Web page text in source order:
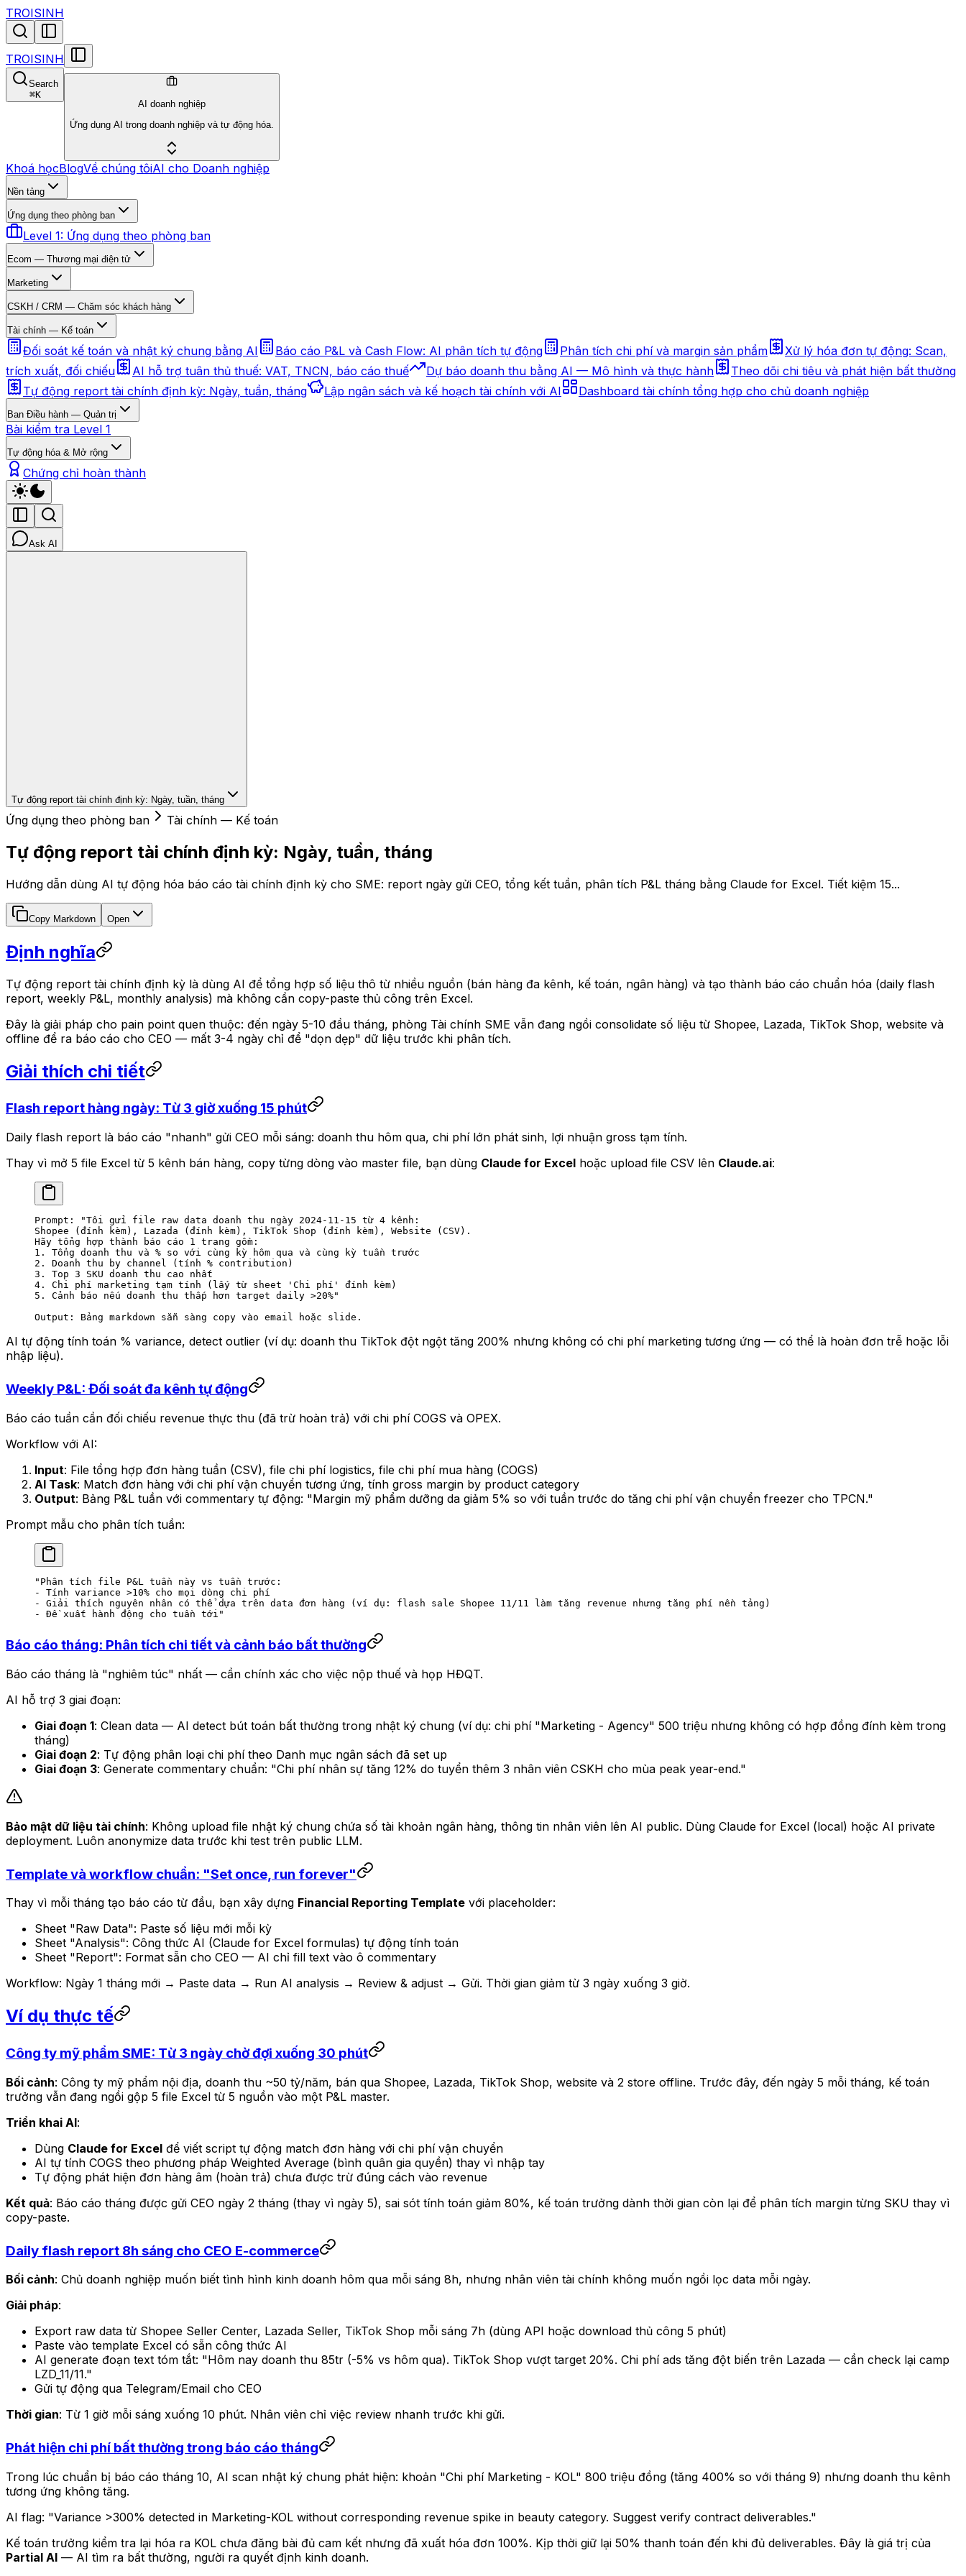
TROISINH
TROISINH
Search
⌘K
AI doanh nghiệp
Ứng dụng AI trong doanh nghiệp và tự động hóa.
Khoá họcBlogVề chúng tôiAI cho Doanh nghiệp
Nền tảng
Ứng dụng theo phòng ban
Level 1: Ứng dụng theo phòng ban
Ecom — Thương mại điện tử
Marketing
CSKH / CRM — Chăm sóc khách hàng
Tài chính — Kế toán
Đối soát kế toán và nhật ký chung bằng AI Báo cáo P&L và Cash Flow: AI phân tích tự động Phân tích chi phí và margin sản phẩm
Xử lý hóa đơn tự động: Scan,
trích xuất, đối chiếu
AI hỗ trợ tuân thủ thuế: VAT, TNCN, báo cáo thuế Dự báo doanh thu bằng AI — Mô hình và thực hành
Theo dõi chi tiêu và phát hiện bất thường
Tự động report tài chính định kỳ: Ngày, tuần, tháng
Lập ngân sách và kế hoạch tài chính với AI Dashboard tài chính tổng hợp cho chủ doanh nghiệp
Ban Điều hành — Quản trị
Bài kiểm tra Level 1
Tự động hóa & Mở rộng
Chứng chỉ hoàn thành
Ask AI
Tự động report tài chính định kỳ: Ngày, tuần, tháng
Ứng dụng theo phòng ban Tài chính — Kế toán
Tự động report tài chính định kỳ: Ngày, tuần, tháng
Hướng dẫn dùng AI tự động hóa báo cáo tài chính định kỳ cho SME: report ngày gửi CEO, tổng kết tuần, phân tích P&L tháng bằng Claude for Excel. Tiết kiệm 15...
Copy Markdown Open
Định nghĩa
Tự động report tài chính định kỳ là dùng AI để tổng hợp số liệu thô từ nhiều nguồn (bán hàng đa kênh, kế toán, ngân hàng) và tạo thành báo cáo chuẩn hóa (daily flash
report, weekly P&L, monthly analysis) mà không cần copy-paste thủ công trên Excel.
Đây là giải pháp cho pain point quen thuộc: đến ngày 5-10 đầu tháng, phòng Tài chính SME vẫn đang ngồi consolidate số liệu từ Shopee, Lazada, TikTok Shop, website và
offline để ra báo cáo cho CEO — mất 3-4 ngày chỉ để "dọn dẹp" dữ liệu trước khi phân tích.
Giải thích chi tiết
Flash report hàng ngày: Từ 3 giờ xuống 15 phút
Daily flash report là báo cáo "nhanh" gửi CEO mỗi sáng: doanh thu hôm qua, chi phí lớn phát sinh, lợi nhuận gross tạm tính.
Thay vì mở 5 file Excel từ 5 kênh bán hàng, copy từng dòng vào master file, bạn dùng Claude for Excel hoặc upload file CSV lên Claude.ai:
Prompt: "Tôi gửi file raw data doanh thu ngày 2024-11-15 từ 4 kênh:
Shopee (đính kèm), Lazada (đính kèm), TikTok Shop (đính kèm), Website (CSV).
Hãy tổng hợp thành báo cáo 1 trang gồm:
1. Tổng doanh thu và % so với cùng kỳ hôm qua và cùng kỳ tuần trước
2. Doanh thu by channel (tính % contribution)
3. Top 3 SKU doanh thu cao nhất
4. Chi phí marketing tạm tính (lấy từ sheet 'Chi phí' đính kèm)
5. Cảnh báo nếu doanh thu thấp hơn target daily >20%"
Output: Bảng markdown sẵn sàng copy vào email hoặc slide.
AI tự động tính toán % variance, detect outlier (ví dụ: doanh thu TikTok đột ngột tăng 200% nhưng không có chi phí marketing tương ứng — có thể là hoàn đơn trễ hoặc lỗi
nhập liệu).
Weekly P&L: Đối soát đa kênh tự động
Báo cáo tuần cần đối chiếu revenue thực thu (đã trừ hoàn trả) với chi phí COGS và OPEX.
Workflow với AI:
Input: File tổng hợp đơn hàng tuần (CSV), file chi phí logistics, file chi phí mua hàng (COGS)
AI Task: Match đơn hàng với chi phí vận chuyển tương ứng, tính gross margin by product category
Output: Bảng P&L tuần với commentary tự động: "Margin mỹ phẩm dưỡng da giảm 5% so với tuần trước do tăng chi phí vận chuyển freezer cho TPCN."
Prompt mẫu cho phân tích tuần:
"Phân tích file P&L tuần này vs tuần trước:
- Tính variance >10% cho mọi dòng chi phí
- Giải thích nguyên nhân có thể dựa trên data đơn hàng (ví dụ: flash sale Shopee 11/11 làm tăng revenue nhưng tăng phí nền tảng)
- Đề xuất hành động cho tuần tới"
Báo cáo tháng: Phân tích chi tiết và cảnh báo bất thường
Báo cáo tháng là "nghiêm túc" nhất — cần chính xác cho việc nộp thuế và họp HĐQT.
AI hỗ trợ 3 giai đoạn:
Giai đoạn 1: Clean data — AI detect bút toán bất thường trong nhật ký chung (ví dụ: chi phí "Marketing - Agency" 500 triệu nhưng không có hợp đồng đính kèm trong
tháng)
Giai đoạn 2: Tự động phân loại chi phí theo Danh mục ngân sách đã set up
Giai đoạn 3: Generate commentary chuẩn: "Chi phí nhân sự tăng 12% do tuyển thêm 3 nhân viên CSKH cho mùa peak year-end."
Bảo mật dữ liệu tài chính: Không upload file nhật ký chung chứa số tài khoản ngân hàng, thông tin nhân viên lên AI public. Dùng Claude for Excel (local) hoặc AI private
deployment. Luôn anonymize data trước khi test trên public LLM.
Template và workflow chuẩn: "Set once, run forever"
Thay vì mỗi tháng tạo báo cáo từ đầu, bạn xây dựng Financial Reporting Template với placeholder:
Sheet "Raw Data": Paste số liệu mới mỗi kỳ
Sheet "Analysis": Công thức AI (Claude for Excel formulas) tự động tính toán
Sheet "Report": Format sẵn cho CEO — AI chỉ fill text vào ô commentary
Workflow: Ngày 1 tháng mới → Paste data → Run AI analysis → Review & adjust → Gửi. Thời gian giảm từ 3 ngày xuống 3 giờ.
Ví dụ thực tế
Công ty mỹ phẩm SME: Từ 3 ngày chờ đợi xuống 30 phút
Bối cảnh: Công ty mỹ phẩm nội địa, doanh thu ~50 tỷ/năm, bán qua Shopee, Lazada, TikTok Shop, website và 2 store offline. Trước đây, đến ngày 5 mỗi tháng, kế toán
trưởng vẫn đang ngồi gộp 5 file Excel từ 5 nguồn vào một P&L master.
Triển khai AI:
Dùng Claude for Excel để viết script tự động match đơn hàng với chi phí vận chuyển
AI tự tính COGS theo phương pháp Weighted Average (bình quân gia quyền) thay vì nhập tay
Tự động phát hiện đơn hàng âm (hoàn trả) chưa được trừ đúng cách vào revenue
Kết quả: Báo cáo tháng được gửi CEO ngày 2 tháng (thay vì ngày 5), sai sót tính toán giảm 80%, kế toán trưởng dành thời gian còn lại để phân tích margin từng SKU thay vì
copy-paste.
Daily flash report 8h sáng cho CEO E-commerce
Bối cảnh: Chủ doanh nghiệp muốn biết tình hình kinh doanh hôm qua mỗi sáng 8h, nhưng nhân viên tài chính không muốn ngồi lọc data mỗi ngày.
Giải pháp:
Export raw data từ Shopee Seller Center, Lazada Seller, TikTok Shop mỗi sáng 7h (dùng API hoặc download thủ công 5 phút)
Paste vào template Excel có sẵn công thức AI
AI generate đoạn text tóm tắt: "Hôm nay doanh thu 85tr (-5% vs hôm qua). TikTok Shop vượt target 20%. Chi phí ads tăng đột biến trên Lazada — cần check lại camp
LZD_11/11."
Gửi tự động qua Telegram/Email cho CEO
Thời gian: Từ 1 giờ mỗi sáng xuống 10 phút. Nhân viên chỉ việc review nhanh trước khi gửi.
Phát hiện chi phí bất thường trong báo cáo tháng
Trong lúc chuẩn bị báo cáo tháng 10, AI scan nhật ký chung phát hiện: khoản "Chi phí Marketing - KOL" 800 triệu đồng (tăng 400% so với tháng 9) nhưng doanh thu kênh
tương ứng không tăng.
AI flag: "Variance >300% detected in Marketing-KOL without corresponding revenue spike in beauty category. Suggest verify contract deliverables."
Kế toán trưởng kiểm tra lại hóa ra KOL chưa đăng bài đủ cam kết nhưng đã xuất hóa đơn 100%. Kịp thời giữ lại 50% thanh toán đến khi đủ deliverables. Đây là giá trị của
Partial AI — AI tìm ra bất thường, người ra quyết định kinh doanh.